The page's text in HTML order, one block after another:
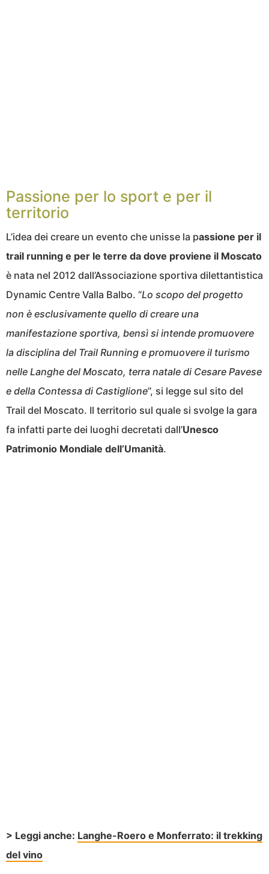
Passione per lo sport e per il
territorio
L’idea dei creare un evento che unisse la passione per il
trail running e per le terre da dove proviene il Moscato
è nata nel 2012 dall’Associazione sportiva dilettantistica
Dynamic Centre Valla Balbo. “Lo scopo del progetto
non è esclusivamente quello di creare una
manifestazione sportiva, bensì si intende promuovere
la disciplina del Trail Running e promuovere il turismo
nelle Langhe del Moscato, terra natale di Cesare Pavese
e della Contessa di Castiglione”, si legge sul sito del
Trail del Moscato. Il territorio sul quale si svolge la gara
fa infatti parte dei luoghi decretati dall’Unesco
Patrimonio Mondiale dell’Umanità.
> Leggi anche: Langhe-Roero e Monferrato: il trekking
del vino